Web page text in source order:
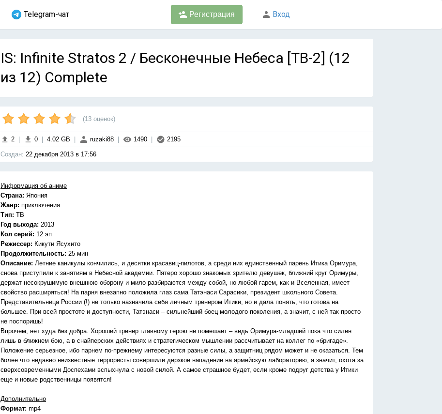
Telegram-чат Регистрация Вход
IS: Infinite Stratos 2 / Бесконечные Небеса [ТВ-2] (12
из 12) Complete
(13 оценок)
2 0 4.02 GB ruzaki88 1490 2195
Cоздан: 22 декабря 2013 в 17:56
Информация об аниме
Страна: Япония
Жанр: приключения
Тип: ТВ
Год выхода: 2013
Кол серий: 12 эп
Режиссер: Кикути Ясухито
Продолжительность: 25 мин
Описание: Летние каникулы кончились, и десятки красавиц-пилотов, а среди них единственный парень Итика Оримура,
снова приступили к занятиям в Небесной академии. Пятеро хорошо знакомых зрителю девушек, ближний круг Оримуры,
держат несокрушимую внешнюю оборону и мило разбираются между собой, но любой гарем, как и Вселенная, имеет
свойство расширяться! На парня внезапно положила глаз сама Татэнаси Сарасики, президент школьного Совета.
Представительница России (!) не только назначила себя личным тренером Итики, но и дала понять, что готова на
большее. При всей простоте и доступности, Татэнаси – сильнейший боец молодого поколения, а значит, с ней так просто
не поспоришь!
Впрочем, нет худа без добра. Хороший тренер главному герою не помешает – ведь Оримура-младший пока что силен
лишь в ближнем бою, а в снайперских действиях и стратегическом мышлении рассчитывает на коллег по «бригаде».
Положение серьезное, ибо парнем по-прежнему интересуются разные силы, а защитниц рядом может и не оказаться. Тем
более что недавно неизвестные террористы совершили дерзкое нападение на армейскую лабораторию, а значит, охота за
сверхсовременными Доспехами вспыхнула с новой силой. А самое страшное будет, если кроме подруг детства у Итики
еще и новые родственницы появятся!
Дополнительно
Формат: mp4